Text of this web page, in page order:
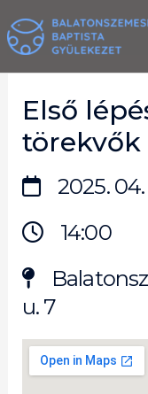
to
content
Első
törekvők
2025.
14:00
u. 7